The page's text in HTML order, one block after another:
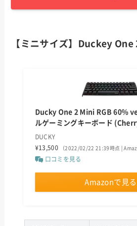
【ミニサイズ】Duckey One
Ducky One 2 Mini RGB 60%
ルゲーミングキーボード
DUCKY
¥13,500
（2022/02/22 21:39時点 |
口コミを見る
Amazonで見る